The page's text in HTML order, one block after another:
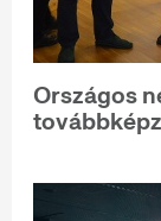
Országos